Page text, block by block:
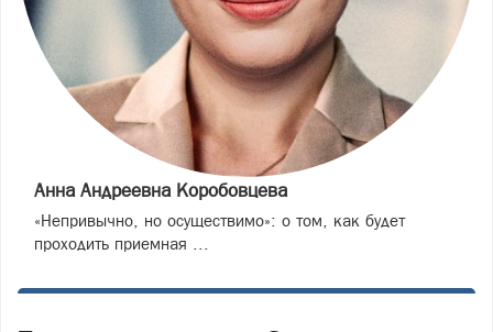
Анна Андреевна Коробовцева
«Непривычно, но осуществимо»: о том, как будет
проходить приемная ...